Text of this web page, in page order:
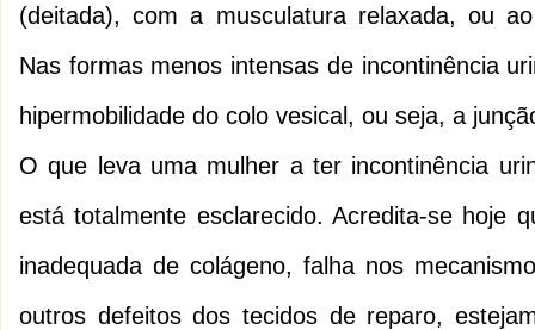
(deitada), com a musculatura relaxada, ou
Nas formas menos intensas de incontinência
hipermobilidade do colo vesical, ou seja, a
O que leva uma mulher a ter incontinência
está totalmente esclarecido. Acredita-se hoje
inadequada de colágeno, falha nos
outros defeitos dos tecidos de reparo,